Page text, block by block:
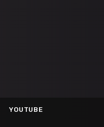
YOUTUBE